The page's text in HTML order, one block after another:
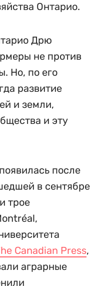
Онтарио.
Дрю
не против
Но, по его
развитие
и земли,
и эту
после
в сентябре
трое
Canadian Press,
аграрные